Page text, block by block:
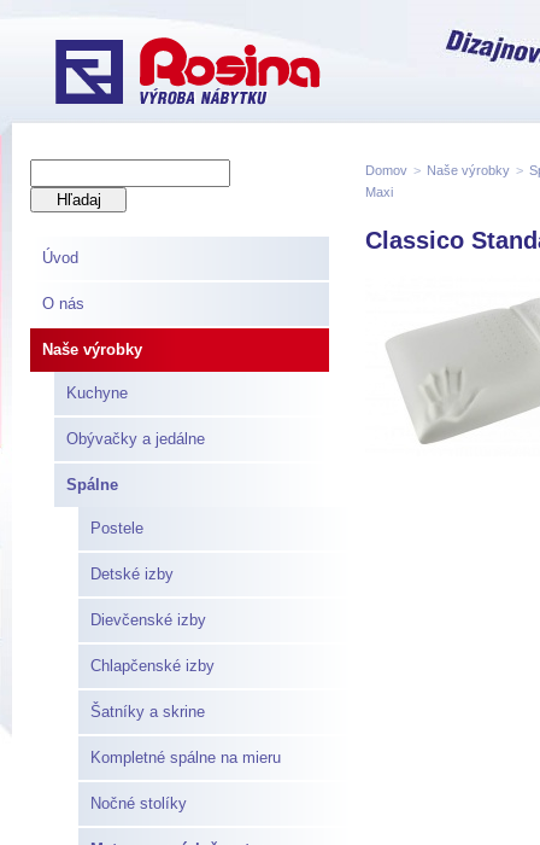
Úvod
O nás
Naše výrobky
Kuchyne
Obývačky a jedálne
Spálne
Postele
Detské izby
Dievčenské izby
Chlapčenské izby
Šatníky a skrine
Kompletné spálne na mieru
Nočné stolíky
Domov > Naše výrobky >
Maxi
Classico